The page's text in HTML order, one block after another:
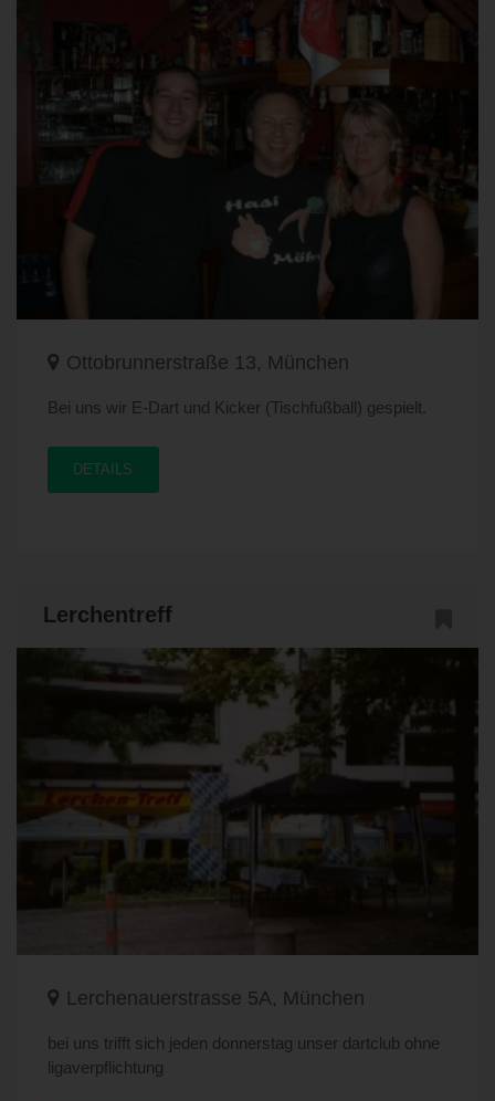
Ottobrunnerstraße 13, München
Bei uns wir E-Dart und Kicker (Tischfußball) gespielt.
DETAILS
Lerchentreff
Lerchenauerstrasse 5A, München
bei uns trifft sich jeden donnerstag unser dartclub ohne
ligaverpflichtung